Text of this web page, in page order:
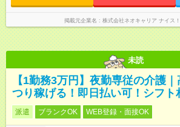
掲載元企業名 株式会社ネオキャリア ナイス
未読
【1勤務3万円】夜勤専従の介護
つり稼げる！即日払い可！シフト
派遣 ブランクOK WEB登録・面接OK